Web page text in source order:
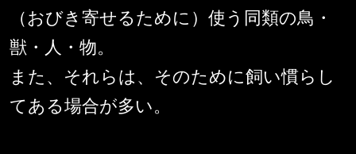
（おびき寄せるために）使う同類の鳥・
獣・人・物。
また、それらは、そのために飼い慣らし
てある場合が多い。